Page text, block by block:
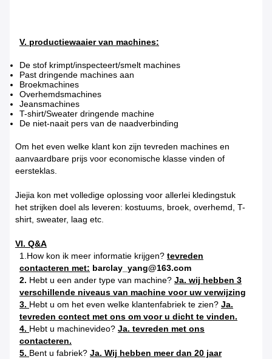
V. productiewaaier van machines:
De stof krimpt/inspecteert/smelt machines
Past dringende machines aan
Broekmachines
Overhemdsmachines
Jeansmachines
T-shirt/Sweater dringende machine
De niet-naait pers van de naadverbinding
Om het even welke klant kon zijn tevreden machines en
aanvaardbare prijs voor economische klasse vinden of
eersteklas.
Jiejia kon met volledige oplossing voor allerlei kledingstuk
het strijken doel als leveren: kostuums, broek, overhemd, T-
shirt, sweater, laag etc.
VI. Q&A
1.How kon ik meer informatie krijgen? tevreden
contacteren met: barclay_yang@163.com
2. Hebt u een ander type van machine? Ja. wij hebben 3
verschillende niveaus van machine voor uw verwijzing
3. Hebt u om het even welke klantenfabriek te zien? Ja.
tevreden contect met ons om voor u dicht te vinden.
4. Hebt u machinevideo? Ja. tevreden met ons
contacteren.
5. Bent u fabriek? Ja. Wij hebben meer dan 20 jaar